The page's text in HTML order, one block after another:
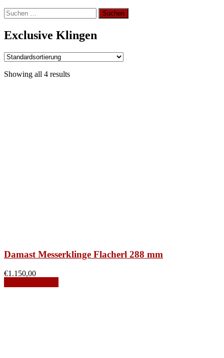
Suchen
nach:
Exclusive Klingen
Showing all 4 results
Damast Messerklinge Flacherl 288 mm
€1.150,00